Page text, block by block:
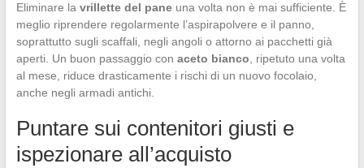
Eliminare la vrillette del paneuna volta non è mai sufficiente. È
meglio riprendere regolarmente l’aspirapolvere e il panno,
soprattutto sugli scaffali, negli angoli o attorno ai pacchetti già
aperti. Un buon passaggio con aceto bianco , ripetuto una volta
al mese, riduce drasticamente i rischi di un nuovo focolaio,
anche negli armadi antichi.
Puntare sui contenitori giusti e
ispezionare all’acquisto